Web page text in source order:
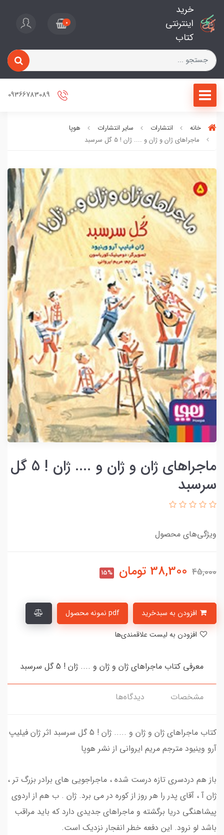
خرید
اینترنتی
کتاب
0
خانه انتشارات سایر انتشارات
هوپا
ماجراهای ژان و ژان و .... ژان ! 5 گل سرسبد
ماجراهای ژان و ژان و .... ژان ! 5 گل
سرسبد
ویژگی‌های محصول
45,000
38,300 تومان 15%
pdf نمونه محصول
معرفی کتاب ماجراهای ژان و ژان و .... ژان ! 5 گل سرسبد
مشخصات دیدگاه‌ها
کتاب ماجراهای ژان و ژان و ..... ژان ! 5 گل سرسبد اثر ژان فیلیپ
آرو وینیود مترجم مریم ایروانی از نشر هوپا
باز هم دردسری تازه درست شده ، ماجراجویی های برادر بزرگ تر ،
ژان آ ، آقای پدر را هر روز از کوره در می برد. ژان . ب هم از اردوی
پیشاهنگی دریا برگشته و ماجراهای جدیدی دارد که باید مراقب
باشد لو نرود. این دفعه خطر انفجار نزدیک است.